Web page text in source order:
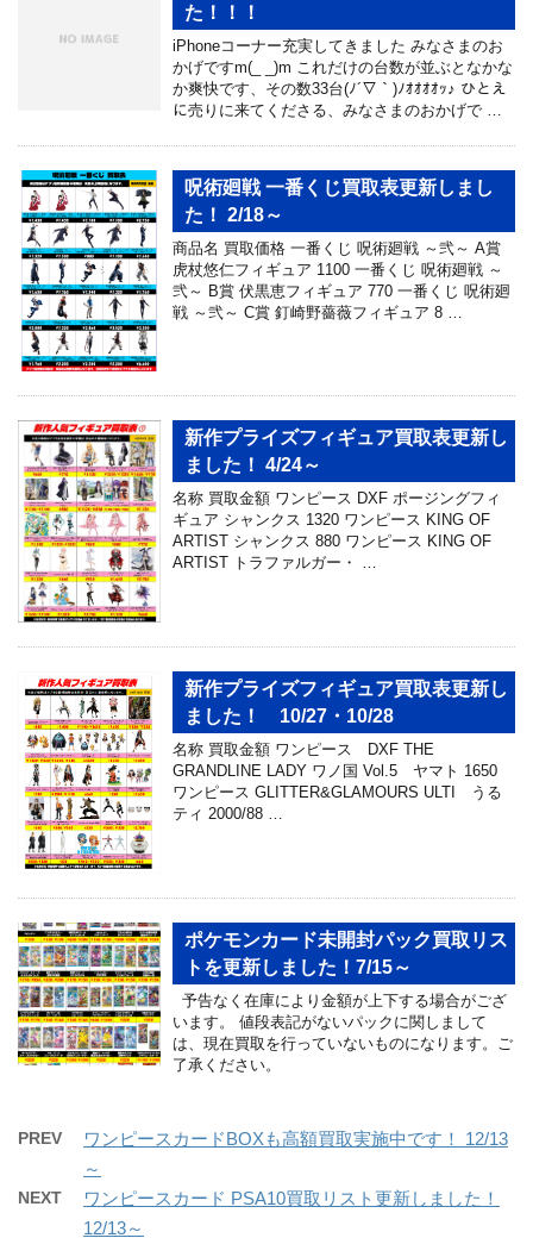
た！！！
iPhoneコーナー充実してきました みなさまのお
かげですm(_ _)m これだけの台数が並ぶとなかな
か爽快です、その数33台(ﾉ´▽｀)ﾉｵｵｵｵｯ♪ ひとえ
に売りに来てくださる、みなさまのおかげで …
呪術廻戦 一番くじ買取表更新しまし
た！ 2/18～
商品名 買取価格 一番くじ 呪術廻戦 ～弐～ A賞
虎杖悠仁フィギュア 1100 一番くじ 呪術廻戦 ～
弐～ B賞 伏黒恵フィギュア 770 一番くじ 呪術廻
戦 ～弐～ C賞 釘崎野薔薇フィギュア 8 …
新作プライズフィギュア買取表更新し
ました！ 4/24～
名称 買取金額 ワンピース DXF ポージングフィ
ギュア シャンクス 1320 ワンピース KING OF
ARTIST シャンクス 880 ワンピース KING OF
ARTIST トラファルガー・ …
新作プライズフィギュア買取表更新し
ました！ 10/27・10/28
名称 買取金額 ワンピース DXF THE
GRANDLINE LADY ワノ国 Vol.5 ヤマト 1650
ワンピース GLITTER&GLAMOURS ULTI うる
ティ 2000/88 …
ポケモンカード未開封パック買取リス
トを更新しました！7/15～
予告なく在庫により金額が上下する場合がござ
います。 値段表記がないパックに関しまして
は、現在買取を行っていないものになります。ご
了承ください。
PREV
ワンピースカードBOXも高額買取実施中です！ 12/13
～
NEXT
ワンピースカード PSA10買取リスト更新しました！
12/13～